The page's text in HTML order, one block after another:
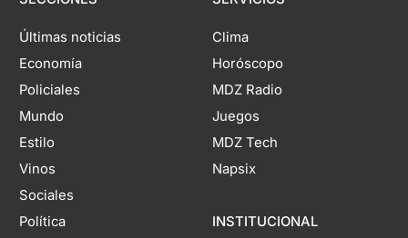
Últimas noticias
Economía
Policiales
Mundo
Estilo
Vinos
Sociales
Política
Clima
Horóscopo
MDZ Radio
Juegos
MDZ Tech
Napsix
INSTITUCIONAL